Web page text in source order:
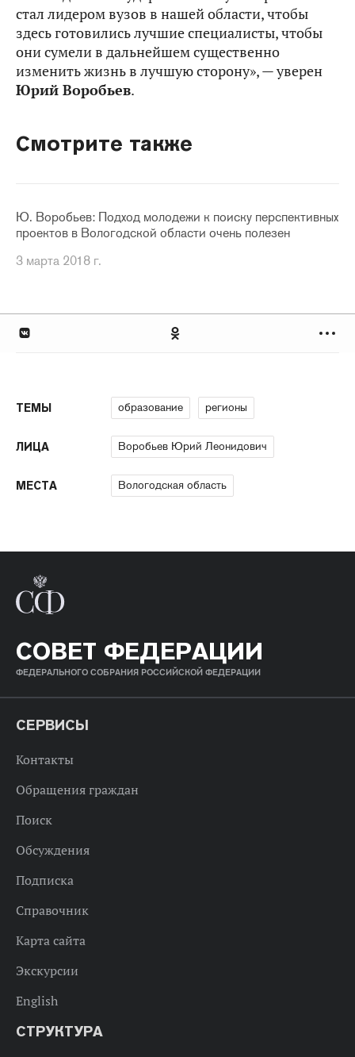
стал лидером вузов в нашей области, чтобы
здесь готовились лучшие специалисты, чтобы
они сумели в дальнейшем существенно
изменить жизнь в лучшую сторону», — уверен
Юрий Воробьев.
Смотрите также
Ю. Воробьев: Подход молодежи к поиску перспективных
проектов в Вологодской области очень полезен
3 марта 2018 г.
ТЕМЫ образование регионы
ЛИЦА Воробьев Юрий Леонидович
МЕСТА Вологодская область
СОВЕТ ФЕДЕРАЦИИ
ФЕДЕРАЛЬНОГО СОБРАНИЯ РОССИЙСКОЙ ФЕДЕРАЦИИ
СЕРВИСЫ
Контакты
Обращения граждан
Поиск
Обсуждения
Подписка
Справочник
Карта сайта
Экскурсии
English
СТРУКТУРА